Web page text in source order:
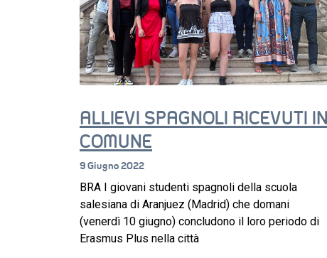
ALLIEVI SPAGNOLI RICEVUTI IN
COMUNE
9 Giugno 2022
BRA I giovani studenti spagnoli della scuola
salesiana di Aranjuez (Madrid) che domani
(venerdì 10 giugno) concludono il loro periodo di
Erasmus Plus nella città